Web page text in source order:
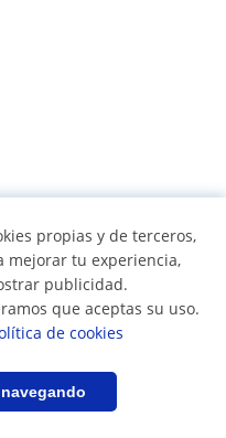
propias y de terceros,
mejorar tu experiencia,
publicidad.
que aceptas su uso.
de cookies